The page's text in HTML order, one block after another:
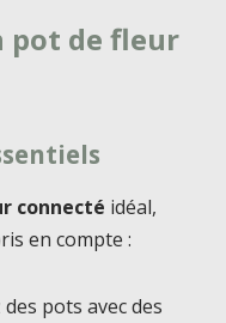
pot de fleur
connecté idéal,
en compte :
des pots avec des